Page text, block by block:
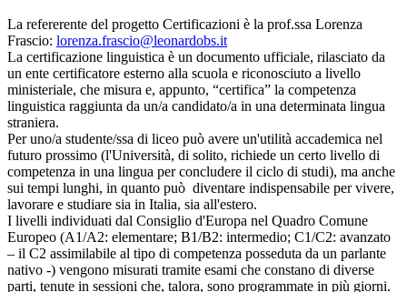
La refererente del progetto Certificazioni è la prof.ssa Lorenza
Frascio: lorenza.frascio@leonardobs.it
La certificazione linguistica è un documento ufficiale, rilasciato da
un ente certificatore esterno alla scuola e riconosciuto a livello
ministeriale, che misura e, appunto, “certifica” la competenza
linguistica raggiunta da un/a candidato/a in una determinata lingua
straniera.
Per uno/a studente/ssa di liceo può avere un'utilità accademica nel
futuro prossimo (l'Università, di solito, richiede un certo livello di
competenza in una lingua per concludere il ciclo di studi), ma anche
sui tempi lunghi, in quanto può diventare indispensabile per vivere,
lavorare e studiare sia in Italia, sia all'estero.
I livelli individuati dal Consiglio d'Europa nel Quadro Comune
Europeo (A1/A2: elementare; B1/B2: intermedio; C1/C2: avanzato
– il C2 assimilabile al tipo di competenza posseduta da un parlante
nativo -) vengono misurati tramite esami che constano di diverse
parti, tenute in sessioni che, talora, sono programmate in più giorni.